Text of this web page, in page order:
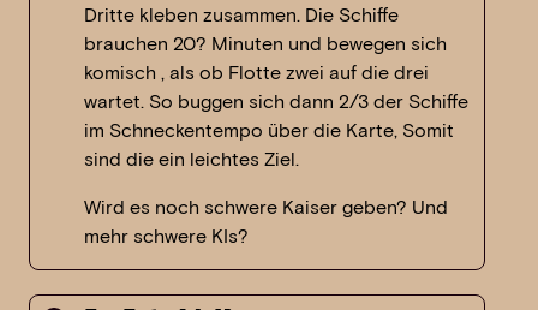
Dritte kleben zusammen. Die Schiffe
brauchen 20? Minuten und bewegen sich
komisch , als ob Flotte zwei auf die drei
wartet. So buggen sich dann 2/3 der Schiffe
im Schneckentempo über die Karte, Somit
sind die ein leichtes Ziel.
Wird es noch schwere Kaiser geben? Und
mehr schwere KIs?